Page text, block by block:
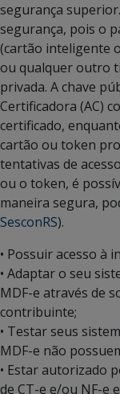
segurança
segurança, pois o
(cartão inteligente
ou qualquer outro
privada. A chave
Certificadora (AC)
certificado,
cartão ou token
tentativas de
ou o token, é
maneira segura,
SesconRS).
• Possuir acesso à
• Adaptar o seu
MDF-e através de
contribuinte;
• Testar seus
MDF-e não
• Estar autorizado
de CT-e e/ou NF-e